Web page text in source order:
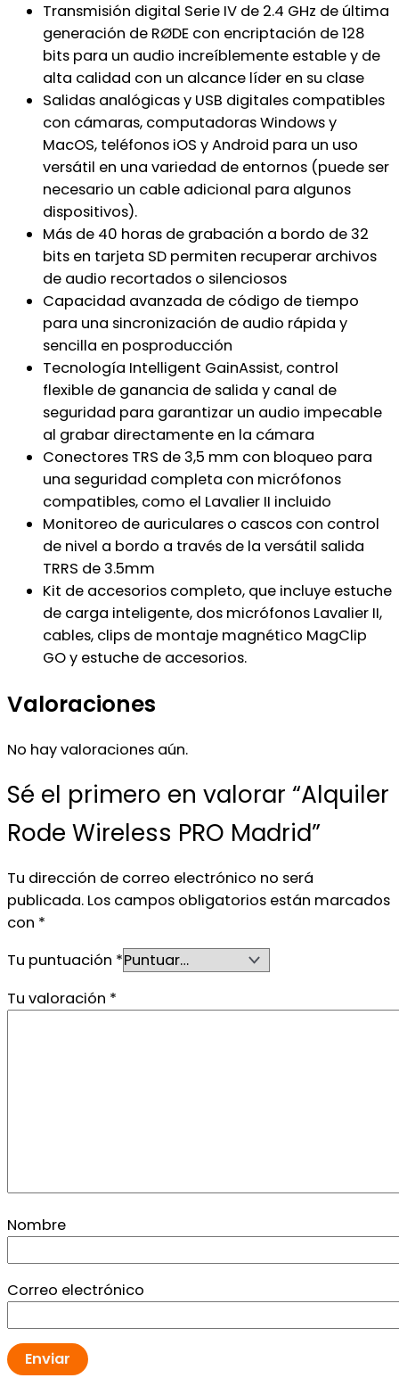
Transmisión digital Serie IV de 2.4 GHz de última
generación de RØDE con encriptación de 128
bits para un audio increíblemente estable y de
alta calidad con un alcance líder en su clase
Salidas analógicas y USB digitales compatibles
con cámaras, computadoras Windows y
MacOS, teléfonos iOS y Android para un uso
versátil en una variedad de entornos (puede ser
necesario un cable adicional para algunos
dispositivos).
Más de 40 horas de grabación a bordo de 32
bits en tarjeta SD permiten recuperar archivos
de audio recortados o silenciosos
Capacidad avanzada de código de tiempo
para una sincronización de audio rápida y
sencilla en posproducción
Tecnología Intelligent GainAssist, control
flexible de ganancia de salida y canal de
seguridad para garantizar un audio impecable
al grabar directamente en la cámara
Conectores TRS de 3,5 mm con bloqueo para
una seguridad completa con micrófonos
compatibles, como el Lavalier II incluido
Monitoreo de auriculares o cascos con control
de nivel a bordo a través de la versátil salida
TRRS de 3.5mm
Kit de accesorios completo, que incluye estuche
de carga inteligente, dos micrófonos Lavalier II,
cables, clips de montaje magnético MagClip
GO y estuche de accesorios.
Valoraciones
No hay valoraciones aún.
Sé el primero en valorar “Alquiler
Rode Wireless PRO Madrid”
Tu dirección de correo electrónico no será
publicada. Los campos obligatorios están marcados
con *
Tu puntuación *
Tu valoración *
Nombre
Correo electrónico